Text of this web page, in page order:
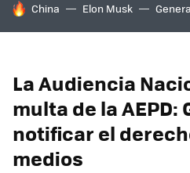
HOY SE HABLA DE
China Elon Musk
La Audiencia
multa de la AEPD:
notificar el
medios